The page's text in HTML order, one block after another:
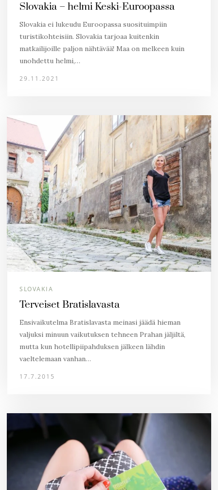
Slovakia – helmi Keski-Euroopassa
Slovakia ei lukeudu Euroopassa suosituimpiin
turistikohteisiin. Slovakia tarjoaa kuitenkin
matkailijoille paljon nähtävää! Maa on melkeen kuin
unohdettu helmi,…
29.11.2021
SLOVAKIA
Terveiset Bratislavasta
Ensivaikutelma Bratislavasta meinasi jäädä hieman
valjuksi minuun vaikutuksen tehneen Prahan jäljiltä,
mutta kun hotellipiipahduksen jälkeen lähdin
vaeltelemaan vanhan…
17.7.2015